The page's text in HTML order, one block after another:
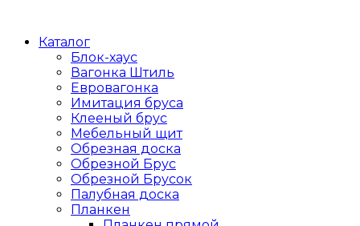
Каталог
Блок-хаус
Вагонка Штиль
Евровагонка
Имитация бруса
Клееный брус
Мебельный щит
Обрезная доска
Обрезной Брус
Обрезной Брусок
Палубная доска
Планкен